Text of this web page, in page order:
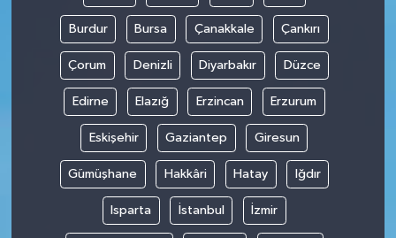
Burdur Bursa Çanakkale Çankırı
Çorum Denizli Diyarbakır Düzce
Edirne Elazığ Erzincan Erzurum
Eskişehir Gaziantep Giresun
Gümüşhane Hakkâri Hatay Iğdır
Isparta İstanbul İzmir